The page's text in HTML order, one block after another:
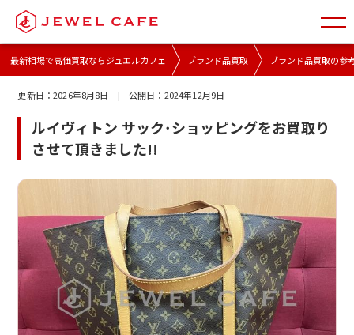
最新相場で高価買取ならジュエルカフェ ブランド品買取 ブランド品買取の参
更新日：2026年8月8日 | 公開日： 2024年12月9日
ルイヴィトン サック･ショッピングをお買取り
させて頂きました!!